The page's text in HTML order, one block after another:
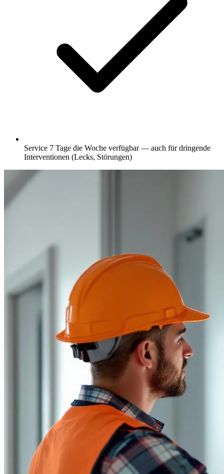
Service 7 Tage die Woche verfügbar — auch für dringende
Interventionen (Lecks, Störungen)